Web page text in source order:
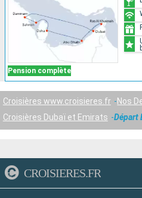
Pension complète
Croisières www.croisieres.fr
Nos
Croisières Dubaï et Emirats
Départ
CROISIERES.FR